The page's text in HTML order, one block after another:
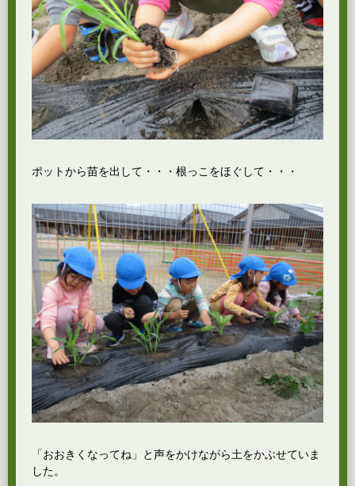
ポットから苗を出して・・・根っこをほぐして・・・
「おおきくなってね」と声をかけながら土をかぶせていま
した。